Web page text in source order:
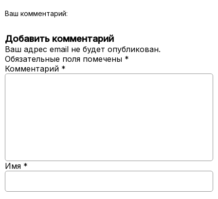
Ваш комментарий:
Добавить комментарий
Ваш адрес email не будет опубликован.
Обязательные поля помечены *
Комментарий *
Имя *